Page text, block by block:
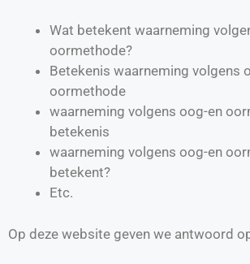
Wat betekent waarneming
oormethode?
Betekenis waarneming volgens
oormethode
waarneming volgens oog-en
betekenis
waarneming volgens oog-en
betekent?
Etc.
Op deze website geven we antwoord